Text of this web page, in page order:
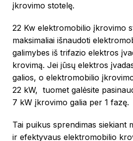
įkrovimo stotelę.
22 Kw elektromobilio įkrovimo
maksimaliai išnaudoti
galimybes iš trifazio elektros
krovimą. Jei jūsų elektros
galios, o elektromobilio
22 kW, tuomet galėsite
7 kW įkrovimo galia per 1 fazę.
Tai puikus sprendimas siekiant
ir efektyvaus elektromobilio